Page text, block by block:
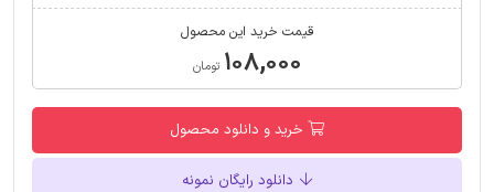
قیمت خرید این محصول
۱۰۸,۰۰۰ تومان
خرید و دانلود محصول
دانلود رایگان نمونه